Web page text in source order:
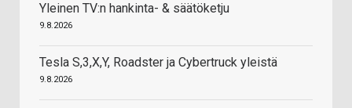
Yleinen TV:n hankinta- & säätöketju
9.8.2026
Tesla S,3,X,Y, Roadster ja Cybertruck yleistä
9.8.2026